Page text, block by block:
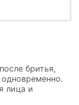
бритья,
лица и